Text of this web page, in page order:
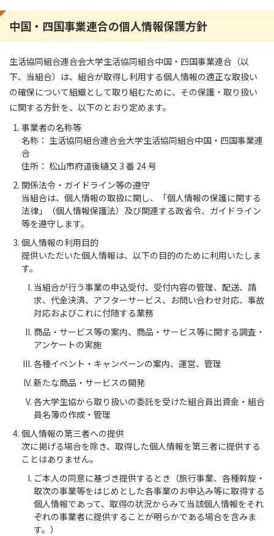
中国・四国事業連合の個人情報保護方針
生活協同組合連合会大学生活協同組合中国・四国事業連合（以
下、当組合）は、組合が取得し利用する個人情報の適正な取扱い
の確保について組織として取り組むために、その保護・取り扱い
に関する方針を、以下のとおり定めます。
事業者の名称等
名称： 生活協同組合連合会大学生活協同組合中国・四国事業連
合
住所： 松山市府道後樋又 3 番 24 号
関係法令・ガイドライン等の遵守
当組合は、個人情報の取扱に関し、「個人情報の保護に関する
法律」（個人情報保護法）及び関連する政省令、ガイドライン
等を遵守します。
個人情報の利用目的
提供いただいた個人情報は、以下の目的のために利用いたしま
す。
当組合が行う事業の申込受付、受付内容の管理、配送、請
求、代金決済、アフターサービス、お問い合わせ対応、事故
対応およびこれに付随する業務
商品・サービス等の案内、商品・サービス等に関する調査・
アンケートの実施
各種イベント・キャンペーンの案内、運営、管理
新たな商品・サービスの開発
各大学生協から取り扱いの委託を受けた組合員出資金・組合
員名簿の作成・管理
個人情報の第三者への提供
次に掲げる場合を除き、取得した個人情報を第三者に提供する
ことはありません。
ご本人の同意に基づき提供するとき（旅行事業、各種斡旋・
取次の事業等をはじめとした各事業のお申込み等に取得する
個人情報であって、取得の状況からみて当該個人情報をそれ
ぞれの事業者に提供することが明らかである場合を含みま
す。）